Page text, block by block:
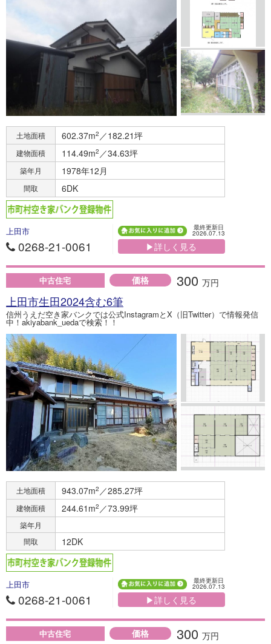
土地面積 602.37m2 ／182.21坪
建物面積 114.49m2 ／34.63坪
築年月 1978年12月
間取 6DK
上田市
0268-21-0061
最終更新日
2026.07.13
▶詳しく見る
中古住宅 価格 300 万円
上田市生田2024含む6筆
信州うえだ空き家バンクでは公式InstagramとX（旧Twitter）で情報発信
中！akiyabank_uedaで検索！！
土地面積 943.07m2 ／285.27坪
建物面積 244.61m2 ／73.99坪
築年月
間取
12DK
上田市
0268-21-0061
最終更新日
2026.07.13
▶詳しく見る
中古住宅 価格 300 万円